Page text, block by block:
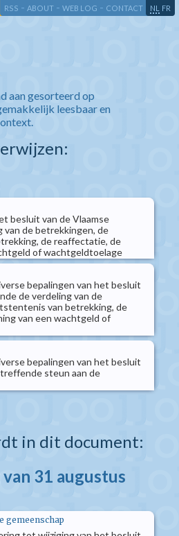
RSS - ABOUT - WEB LOG - CONTACT NL FR
aan gesorteerd op
leesbaar en
besluit van de Vlaamse
van de betrekkingen, de
de reaffectatie, de
of wachtgeldtoelage
bepalingen van het besluit
de verdeling van de
van betrekking, de
van een wachtgeld of
bepalingen van het besluit
steun aan de
in dit document:
31 augustus
gemeenschap